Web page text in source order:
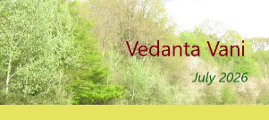
Skip
to
content